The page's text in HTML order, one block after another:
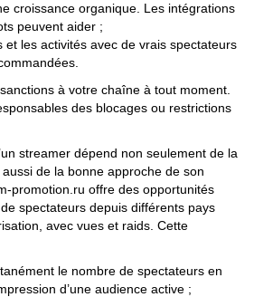
croissance organique. Les intégrations
peuvent aider ;
et les activités avec de vrais spectateurs
à votre chaîne à tout moment.
des blocages ou restrictions
streamer dépend non seulement de la
de la bonne approche de son
promotion.ru offre des opportunités
spectateurs depuis différents pays
avec vues et raids. Cette
le nombre de spectateurs en
d’une audience active ;